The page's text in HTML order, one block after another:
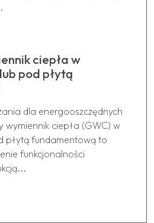
ciepła w
pod płytą
dla energooszczędnych
wymiennik ciepła (GWC) w
płytą fundamentową to
funkcjonalności